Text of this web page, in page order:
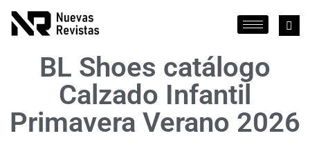
BL Shoes catálogo
Calzado Infantil
Primavera Verano 2026